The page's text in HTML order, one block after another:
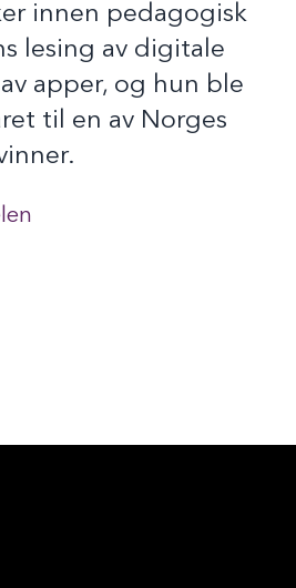
innen pedagogisk
lesing av digitale
apper, og hun ble
til en av Norges